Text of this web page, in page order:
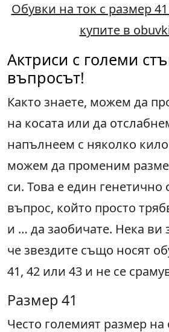
Обувки на ток с размер
купите в
Актриси с големи
въпросът!
Както знаете, можем да
на косата или да
напълнеем с няколко
можем да променим
си. Това е един генетично
въпрос, който просто
и … да заобичате. Нека ви
че звездите също носят
41, 42 или 43 и не се
Размер 41
Често големият размер на